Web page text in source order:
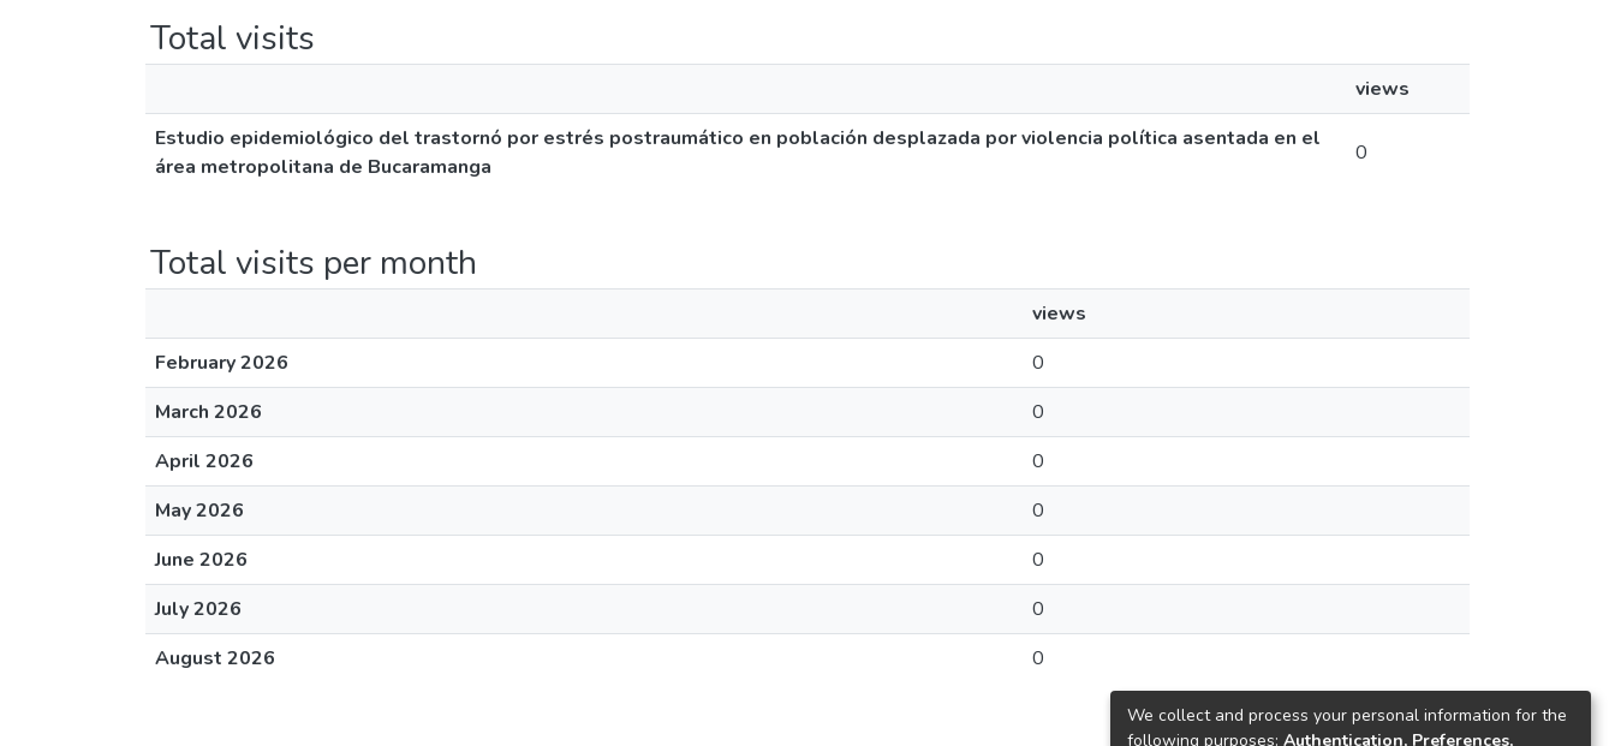
Total visits
views
Estudio epidemiológico del trastornó por estrés postraumático en población desplazada por violencia política asentada en el
área metropolitana de Bucaramanga
0
Total visits per month
views
February 2026
0
March 2026
0
April 2026
0
May 2026
0
June 2026
0
July 2026
0
August 2026
0
We collect and process your personal information for the
following purposes: Authentication, Preferences,